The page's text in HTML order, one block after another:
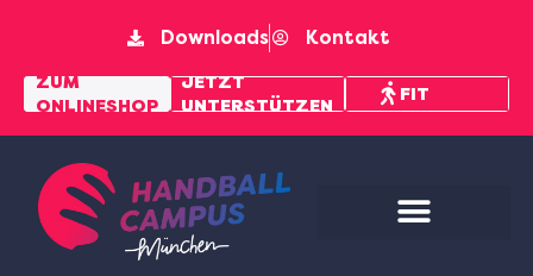
Downloads Kontakt
ZUM
ONLINESHOP
JETZT
UNTERSTÜTZEN
FIT
PFAD